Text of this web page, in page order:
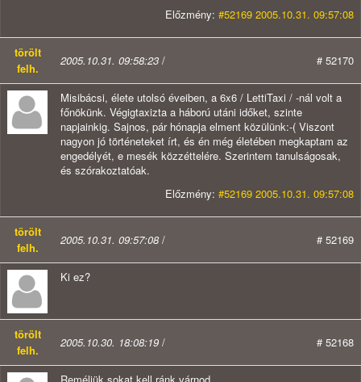
Előzmény: #52169 2005.10.31. 09:57:08
törölt
felh.
2005.10.31. 09:58:23 / # 52170
Misibácsi, élete utolsó éveiben, a 6x6 / LettiTaxi / -nál volt a
főnökünk. Végigtaxizta a háború utáni időket, szinte
napjainkig. Sajnos, pár hónapja elment közülünk:-( Viszont
nagyon jó történeteket írt, és én még életében megkaptam az
engedélyét, e mesék közzéttelére. Szerintem tanulságosak,
és szórakoztatóak.
Előzmény: #52169 2005.10.31. 09:57:08
törölt
felh.
2005.10.31. 09:57:08 / # 52169
Ki ez?
törölt
felh.
2005.10.30. 18:08:19 / # 52168